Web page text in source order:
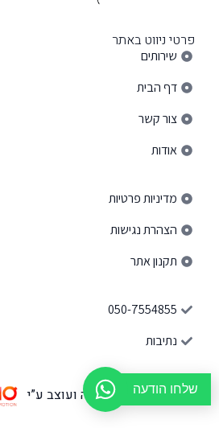
פרטי ניווט באתר
שירותים
דף הבית
צור קשר
אודות
מדיניות פרטיות
הצהרת נגישות
תקנון אתר
050-7554855
נתיבות
האתר נבנה ועוצב ע”ישלחו הודעה